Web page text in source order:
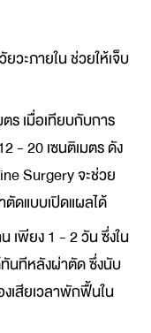
วะภายใน ช่วยให้เจ็บ
ร เมื่อเทียบกับการ
- 20 เซนติเมตร ดัง
Surgery จะช่วย
ดแบบเปิดแผลได้
เพียง 1 - 2 วัน ซึ่งใน
นทีหลังผ่าตัด ซึ่งนับ
เสียเวลาพักฟื้นใน